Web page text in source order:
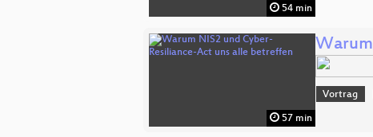
54 min
57 min
Vortrag